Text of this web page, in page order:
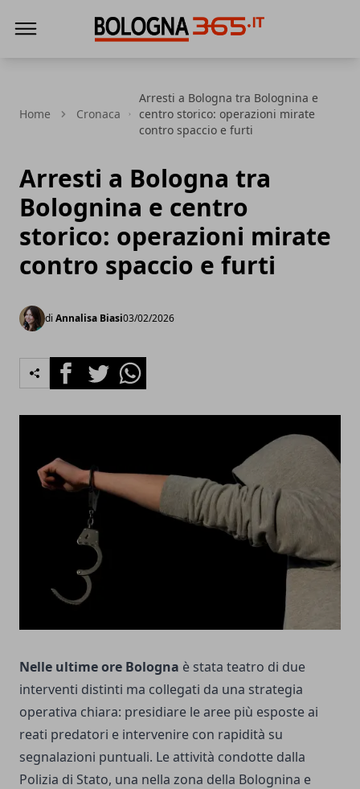
Home Cronaca
Arresti a Bologna tra Bolognina e
centro storico: operazioni mirate
contro spaccio e furti
Arresti a Bologna tra
Bolognina e centro
storico: operazioni mirate
contro spaccio e furti
di Annalisa Biasi03/02/2026
FacebookTwitterWhatsapp
Nelle ultime ore Bologna è stata teatro di due
interventi distinti ma collegati da una strategia
operativa chiara: presidiare le aree più esposte ai
reati predatori e intervenire con rapidità su
segnalazioni puntuali. Le attività condotte dalla
Polizia di Stato, una nella zona della Bolognina e